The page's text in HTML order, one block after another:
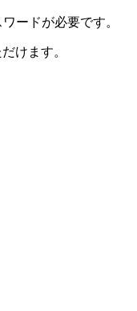
ードが必要です。
けます。